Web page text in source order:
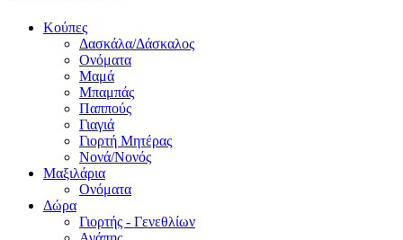
Κούπες
Δασκάλα/Δάσκαλος
Ονόματα
Μαμά
Μπαμπάς
Παππούς
Γιαγιά
Γιορτή Μητέρας
Νονά/Νονός
Μαξιλάρια
Ονόματα
Δώρα
Γιορτής - Γενεθλίων